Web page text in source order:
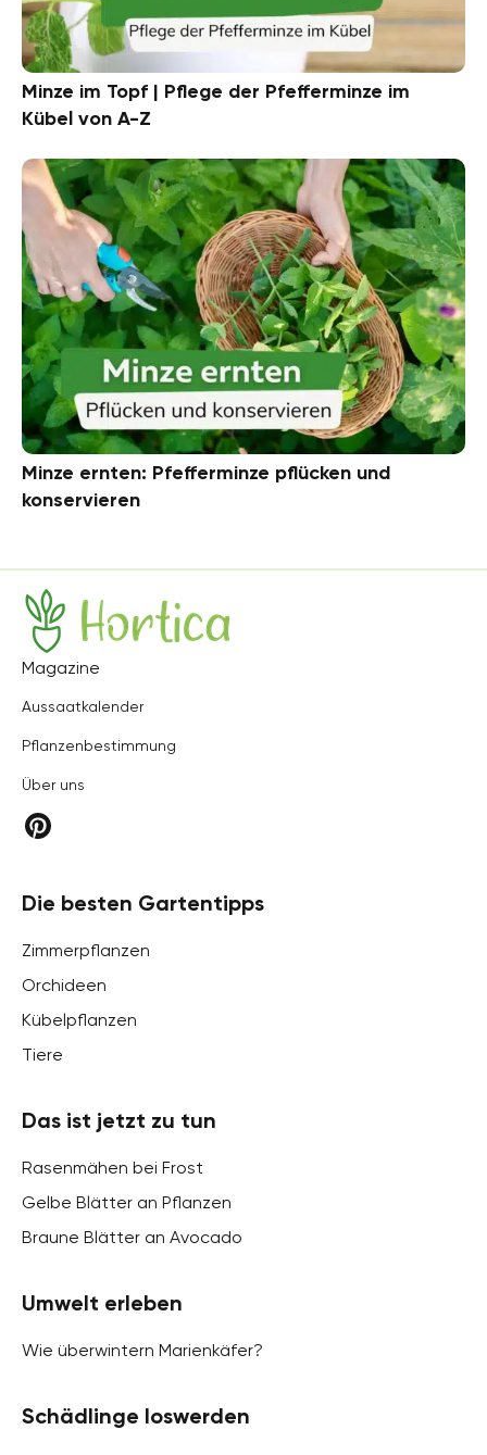
Minze im Topf | Pflege der Pfefferminze im
Kübel von A-Z
Minze ernten: Pfefferminze pflücken und
konservieren
Hortica
Magazine
Aussaatkalender
Pflanzenbestimmung
Über uns
Die besten Gartentipps
Zimmerpflanzen
Orchideen
Kübelpflanzen
Tiere
Das ist jetzt zu tun
Rasenmähen bei Frost
Gelbe Blätter an Pflanzen
Braune Blätter an Avocado
Umwelt erleben
Wie überwintern Marienkäfer?
Schädlinge loswerden